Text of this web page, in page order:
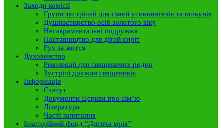
Заходи комісії
Групи зустрічей для сімей усиновителів та опікунів
Душпастирство осіб золотого віку
Несакраментальні подружжя
Наставництво для дітей сиріт
Рух за життя
Духовенство
Реколекції для священичих родин
Зустрічі дружин священиків
Інформація
Статут
Документи Церкви про сім’ю
Література
Часті запитання
Благодійний фонд “Дитяча мрія”